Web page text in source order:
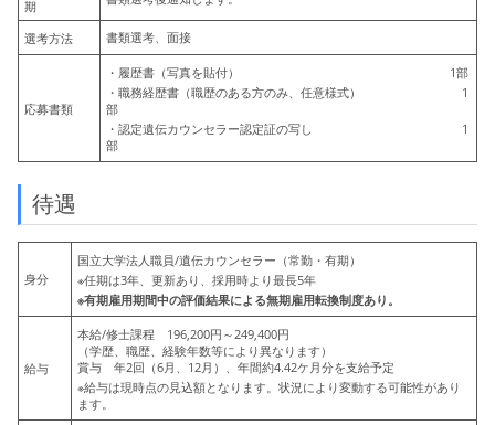
期
選考方法 書類選考、面接
応募書類
・履歴書（写真を貼付） 1部
・職務経歴書（職歴のある方のみ、任意様式） 1
部
・認定遺伝カウンセラー認定証の写し 1
部
待遇
身分
国立大学法人職員/遺伝カウンセラー（常勤・有期）
※任期は3年、更新あり、採用時より最長5年
※有期雇用期間中の評価結果による無期雇用転換制度あり。
給与
本給/修士課程 196,200円～249,400円
（学歴、職歴、経験年数等により異なります）
賞与 年2回（6月、12月）、年間約4.42ケ月分を支給予定
※給与は現時点の見込額となります。状況により変動する可能性があり
ます。